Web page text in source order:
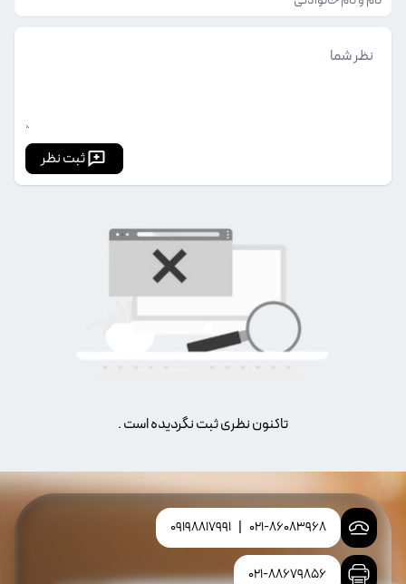
ثبت نظر
تاکنون نظری ثبت نگردیده است .
021-86083968
09198817991
021-88679856